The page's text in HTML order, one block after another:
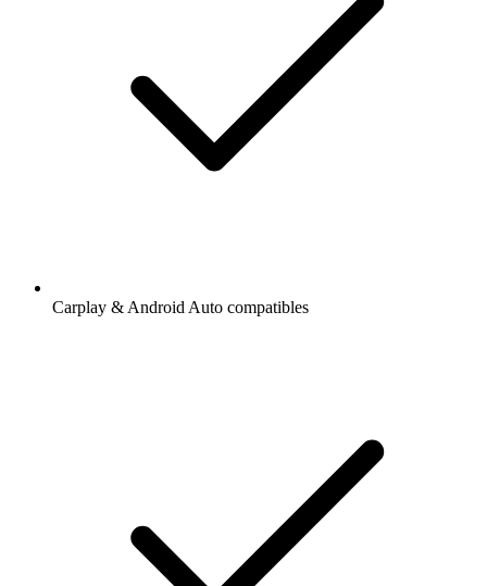
Carplay & Android Auto compatibles